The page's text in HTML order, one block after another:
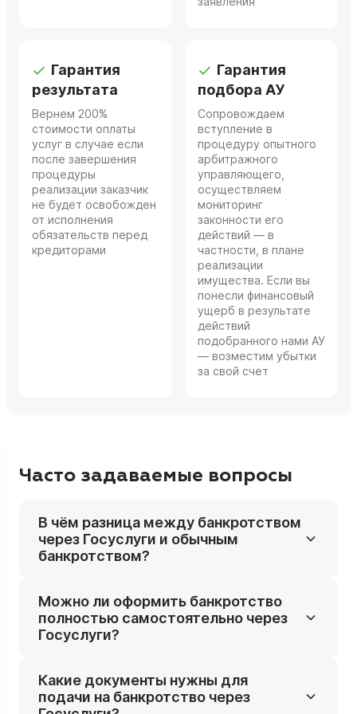
Гарантия
результата
Вернем 200%
стоимости оплаты
услуг в случае если
после завершения
процедуры
реализации заказчик
не будет освобожден
от исполнения
обязательств перед
кредиторами
Гарантия
подбора АУ
Сопровождаем
вступление в
процедуру опытного
арбитражного
управляющего,
осуществляем
мониторинг
законности его
действий — в
частности, в плане
реализации
имущества. Если вы
понесли финансовый
ущерб в результате
действий
подобранного нами АУ
— возместим убытки
за свой счет
Часто задаваемые вопросы
В чём разница между банкротством
через Госуслуги и обычным
банкротством?
часть документов онлайн, а не лично
несёте их в суд. Сама процедура,
требования к должнику, последствия и
же, как при обычном банкротстве.
Можно ли оформить банкротство
полностью самостоятельно через
Госуслуги?
подсказывает, что именно писать в
заявлении и какие документы критично
Какие документы нужны для
подачи на банкротство через